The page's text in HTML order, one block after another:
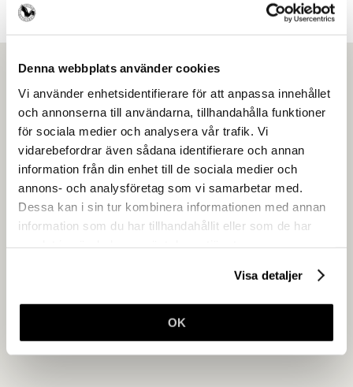
Denna webbplats använder cookies
Vi använder enhetsidentifierare för att anpassa innehållet
och annonserna till användarna, tillhandahålla funktioner
för sociala medier och analysera vår trafik. Vi
vidarebefordrar även sådana identifierare och annan
information från din enhet till de sociala medier och
annons- och analysföretag som vi samarbetar med.
Dessa kan i sin tur kombinera informationen med annan
information som du har tillhandahållit eller som de har
Visa detaljer
OK
Ansök om medlemskap
Gör som över 4500 andra frisörföretagare
och få en enklare vardag.
Ansök om medlemskap